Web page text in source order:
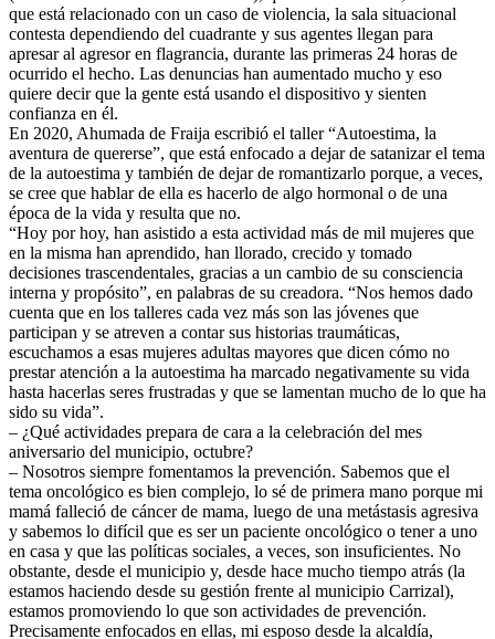
que está relacionado con un caso de violencia, la sala situacional
contesta dependiendo del cuadrante y sus agentes llegan para
apresar al agresor en flagrancia, durante las primeras 24 horas de
ocurrido el hecho. Las denuncias han aumentado mucho y eso
quiere decir que la gente está usando el dispositivo y sienten
confianza en él.
En 2020, Ahumada de Fraija escribió el taller “Autoestima, la
aventura de quererse”, que está enfocado a dejar de satanizar el tema
de la autoestima y también de dejar de romantizarlo porque, a veces,
se cree que hablar de ella es hacerlo de algo hormonal o de una
época de la vida y resulta que no.
“Hoy por hoy, han asistido a esta actividad más de mil mujeres que
en la misma han aprendido, han llorado, crecido y tomado
decisiones trascendentales, gracias a un cambio de su consciencia
interna y propósito”, en palabras de su creadora. “Nos hemos dado
cuenta que en los talleres cada vez más son las jóvenes que
participan y se atreven a contar sus historias traumáticas,
escuchamos a esas mujeres adultas mayores que dicen cómo no
prestar atención a la autoestima ha marcado negativamente su vida
hasta hacerlas seres frustradas y que se lamentan mucho de lo que ha
sido su vida”.
– ¿Qué actividades prepara de cara a la celebración del mes
aniversario del municipio, octubre?
– Nosotros siempre fomentamos la prevención. Sabemos que el
tema oncológico es bien complejo, lo sé de primera mano porque mi
mamá falleció de cáncer de mama, luego de una metástasis agresiva
y sabemos lo difícil que es ser un paciente oncológico o tener a uno
en casa y que las políticas sociales, a veces, son insuficientes. No
obstante, desde el municipio y, desde hace mucho tiempo atrás (la
estamos haciendo desde su gestión frente al municipio Carrizal),
estamos promoviendo lo que son actividades de prevención.
Precisamente enfocados en ellas, mi esposo desde la alcaldía,